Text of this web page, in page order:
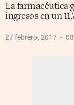
La farmacéutica
ingresos en un
27 febrero, 2017